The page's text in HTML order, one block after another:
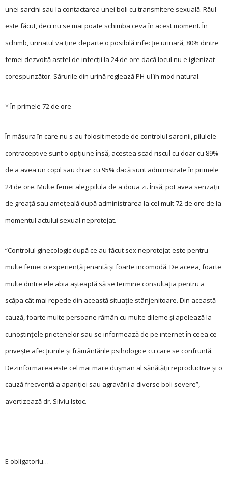
unei sarcini sau la contactarea unei boli cu transmitere sexuală. Răul
este făcut, deci nu se mai poate schimba ceva în acest moment. În
schimb, urinatul va ține departe o posibilă infecție urinară, 80% dintre
femei dezvoltă astfel de infecții la 24 de ore dacă locul nu e igienizat
corespunzător. Sărurile din urină reglează PH-ul în mod natural.
* În primele 72 de ore
În măsura în care nu s-au folosit metode de controlul sarcinii, pilulele
contraceptive sunt o opțiune însă, acestea scad riscul cu doar cu 89%
de a avea un copil sau chiar cu 95% dacă sunt administrate în primele
24 de ore. Multe femei aleg pilula de a doua zi. Însă, pot avea senzații
de greață sau amețeală după administrarea la cel mult 72 de ore de la
momentul actului sexual neprotejat.
“Controlul ginecologic după ce au făcut sex neprotejat este pentru
multe femei o experienţă jenantă și foarte incomodă. De aceea, foarte
multe dintre ele abia așteaptă să se termine consultaţia pentru a
scăpa cât mai repede din această situaţie stânjenitoare. Din această
cauză, foarte multe persoane rămân cu multe dileme și apelează la
cunoștinţele prietenelor sau se informează de pe internet în ceea ce
privește afecţiunile și frământările psihologice cu care se confruntă.
Dezinformarea este cel mai mare dușman al sănătăţii reproductive și o
cauză frecventă a apariţiei sau agravării a diverse boli severe”,
avertizează dr. Silviu Istoc.
E obligatoriu…